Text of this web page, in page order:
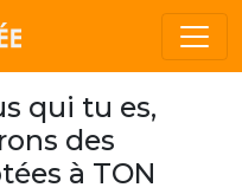
qui tu es,
des
à TON